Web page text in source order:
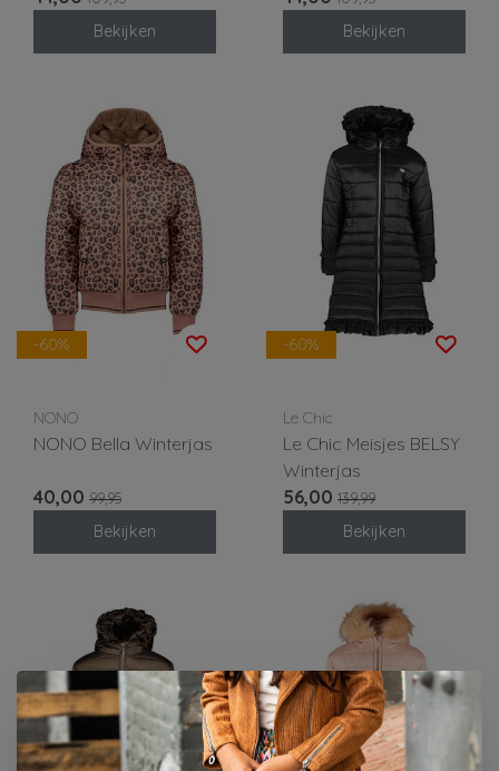
Bekijken Bekijken
-60%
NONO
NONO Bella Winterjas
40,00 99,95
Bekijken
-60%
Le Chic
Le Chic Meisjes BELSY
Winterjas
56,00 139,99
Bekijken